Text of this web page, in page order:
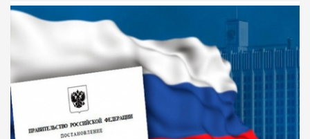
пломбы на корпусе прибора учета оттиску пломбы
государственной поверки, примененной в 2016 году,
повреждение пломбы-наклейки контроля завода-
изготовителя, сдвиг индикатора сети относительно центра
вправо. В результате сбыт...